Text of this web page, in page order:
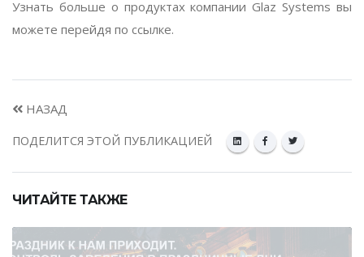
Узнать больше о продуктах компании Glaz Systems вы
можете перейдя по ссылке.
НАЗАД
ПОДЕЛИТСЯ ЭТОЙ ПУБЛИКАЦИЕЙ
ЧИТАЙТЕ ТАКЖЕ